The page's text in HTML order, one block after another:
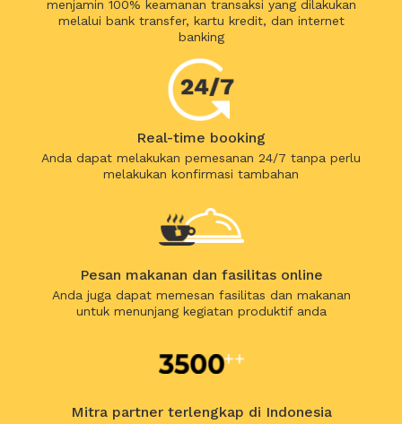
menjamin 100% keamanan transaksi yang dilakukan
melalui bank transfer, kartu kredit, dan internet
banking
Real-time booking
Anda dapat melakukan pemesanan 24/7 tanpa perlu
melakukan konfirmasi tambahan
Pesan makanan dan fasilitas online
Anda juga dapat memesan fasilitas dan makanan
untuk menunjang kegiatan produktif anda
Mitra partner terlengkap di Indonesia